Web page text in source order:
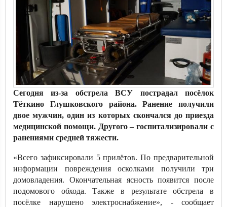
Сегодня из-за обстрела ВСУ пострадал посёлок
Тёткино Глушковского района. Ранение получили
двое мужчин, один из которых скончался до приезда
медицинской помощи. Другого – госпитализировали с
ранениями средней тяжести.
«Всего зафиксировали 5 прилётов. По предварительной
информации повреждения осколками получили три
домовладения. Окончательная ясность появится после
подомового обхода. Также в результате обстрела в
посёлке нарушено электроснабжение», - сообщает